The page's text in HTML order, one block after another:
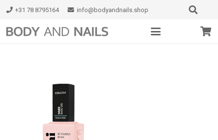
+31 78 8795164 info@bodyandnails.shop